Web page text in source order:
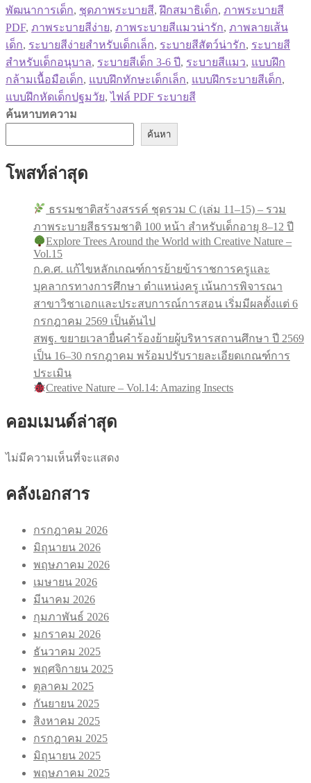
พัฒนาการเด็ก, ชุดภาพระบายสี,ฝึกสมาธิเด็ก, ภาพระบายสี
PDF, ภาพระบายสีง่าย, ภาพระบายสีแมวน่ารัก, ภาพลายเส้น
เด็ก, ระบายสีง่ายสำหรับเด็กเล็ก, ระบายสีสัตว์น่ารัก, ระบายสี
สำหรับเด็กอนุบาล, ระบายสีเด็ก 3-6 ปี, ระบายสีแมว, แบบฝึก
กล้ามเนื้อมือเด็ก, แบบฝึกทักษะเด็กเล็ก, แบบฝึกระบายสีเด็ก,
แบบฝึกหัดเด็กปฐมวัย,ไฟล์ PDF ระบายสี
ค้นหาบทความ
ค้นหา
โพสท์ล่าสุด
ธรรมชาติสร้างสรรค์ ชุดรวม C (เล่ม 11–15) – รวม
ภาพระบายสีธรรมชาติ 100 หน้า สำหรับเด็กอายุ 8–12 ปี
Explore Trees Around the World with Creative Nature –
Vol.15
ก.ค.ศ. แก้ไขหลักเกณฑ์การย้ายข้าราชการครูและ
บุคลากรทางการศึกษา ตำแหน่งครู เน้นการพิจารณา
สาขาวิชาเอกและประสบการณ์การสอน เริ่มมีผลตั้งแต่ 6
กรกฎาคม 2569 เป็นต้นไป
สพฐ. ขยายเวลายื่นคำร้องย้ายผู้บริหารสถานศึกษา ปี 2569
เป็น 16–30 กรกฎาคม พร้อมปรับรายละเอียดเกณฑ์การ
ประเมิน
Creative Nature – Vol.14: Amazing Insects
คอมเมนด์ล่าสุด
ไม่มีความเห็นที่จะแสดง
คลังเอกสาร
กรกฎาคม 2026
มิถุนายน 2026
พฤษภาคม 2026
เมษายน 2026
มีนาคม 2026
กุมภาพันธ์ 2026
มกราคม 2026
ธันวาคม 2025
พฤศจิกายน 2025
ตุลาคม 2025
กันยายน 2025
สิงหาคม 2025
กรกฎาคม 2025
มิถุนายน 2025
พฤษภาคม 2025